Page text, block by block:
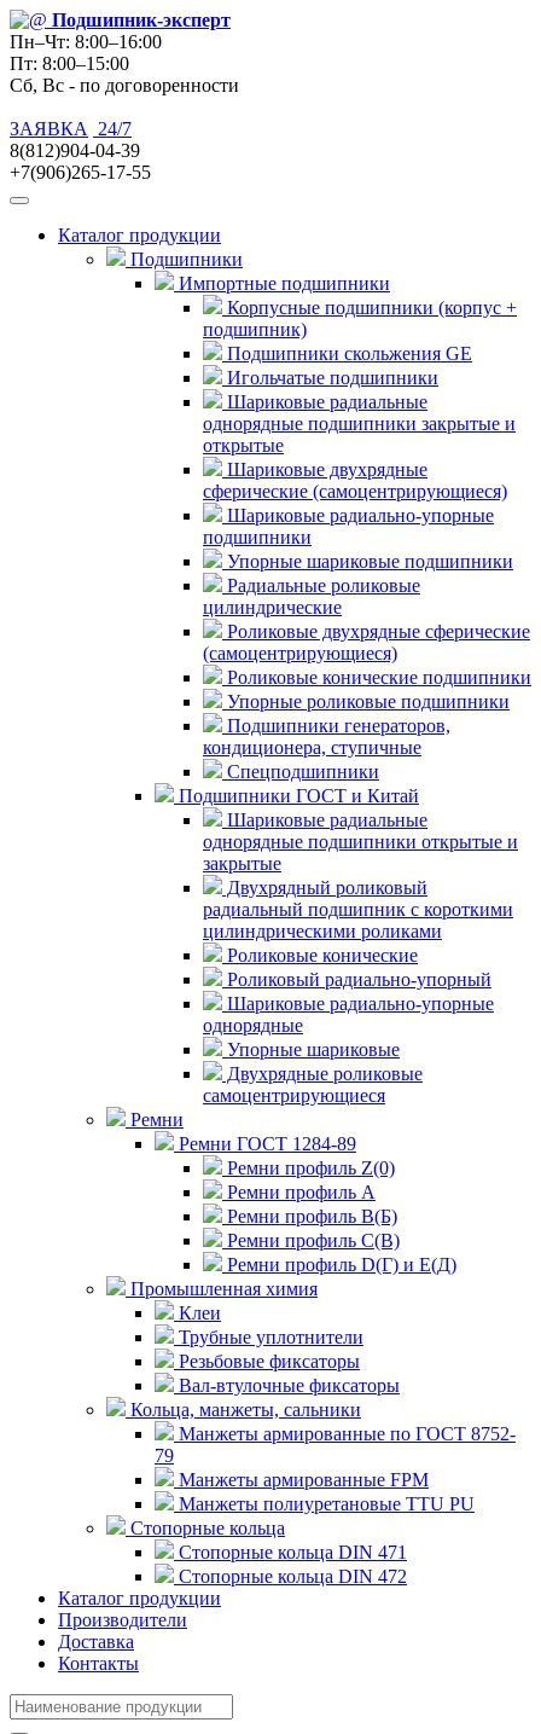
Подшипник-эксперт
Пн–Чт: 8:00–16:00
Пт: 8:00–15:00
Сб, Вс - по договоренности
ЗАЯВКА
24/7
8(812)904-04-39
+7(906)265-17-55
Каталог продукции
Подшипники
Импортные подшипники
Корпусные подшипники (корпус +
подшипник)
Подшипники скольжения GE
Игольчатые подшипники
Шариковые радиальные
однорядные подшипники закрытые и
открытые
Шариковые двухрядные
сферические (самоцентрирующиеся)
Шариковые радиально-упорные
подшипники
Упорные шариковые подшипники
Радиальные роликовые
цилиндрические
Роликовые двухрядные сферические
(самоцентрирующиеся)
Роликовые конические подшипники
Упорные роликовые подшипники
Подшипники генераторов,
кондиционера, ступичные
Спецподшипники
Подшипники ГОСТ и Китай
Шариковые радиальные
однорядные подшипники открытые и
закрытые
Двухрядный роликовый
радиальный подшипник с короткими
цилиндрическими роликами
Роликовые конические
Роликовый радиально-упорный
Шариковые радиально-упорные
однорядные
Упорные шариковые
Двухрядные роликовые
самоцентрирующиеся
Ремни
Ремни ГОСТ 1284-89
Ремни профиль Z(0)
Ремни профиль А
Ремни профиль В(Б)
Ремни профиль С(В)
Ремни профиль D(Г) и E(Д)
Промышленная химия
Клеи
Трубные уплотнители
Резьбовые фиксаторы
Вал-втулочные фиксаторы
Кольца, манжеты, сальники
Манжеты армированные по ГОСТ 8752-
79
Манжеты армированные FPM
Манжеты полиуретановые TTU PU
Стопорные кольца
Стопорные кольца DIN 471
Стопорные кольца DIN 472
Каталог продукции
Производители
Доставка
Контакты